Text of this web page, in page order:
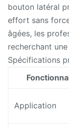
bouton latéral
effort sans
âgées, les
recherchant
Spécifications
Application